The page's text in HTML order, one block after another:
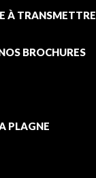
À TRANSMETTRE
BROCHURES
PLAGNE